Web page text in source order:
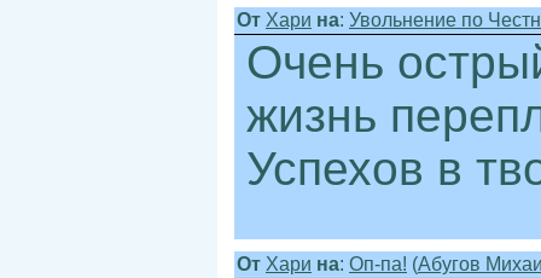
От Хари на: Увольнение по
Очень
жизнь
Успехов в
От Хари на: Оп-па! (Абугов